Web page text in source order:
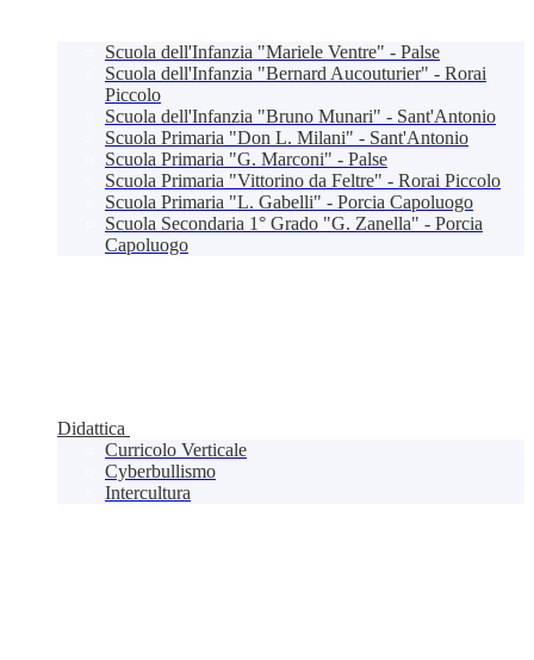
Scuola dell'Infanzia "Mariele Ventre" - Palse
Scuola dell'Infanzia "Bernard Aucouturier" - Rorai
Piccolo
Scuola dell'Infanzia "Bruno Munari" - Sant'Antonio
Scuola Primaria "Don L. Milani" - Sant'Antonio
Scuola Primaria "G. Marconi" - Palse
Scuola Primaria "Vittorino da Feltre" - Rorai Piccolo
Scuola Primaria "L. Gabelli" - Porcia Capoluogo
Scuola Secondaria 1° Grado "G. Zanella" - Porcia
Capoluogo
Didattica
Curricolo Verticale
Cyberbullismo
Intercultura